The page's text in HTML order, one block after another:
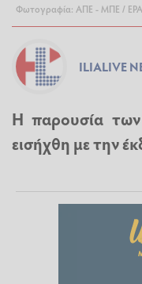
Φωτογραφία: ΑΠΕ - ΜΠΕ / EPA
ILIALIVE
Η παρουσία
εισήχθη με την